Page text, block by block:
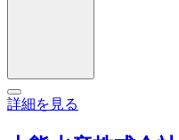
詳細を見る